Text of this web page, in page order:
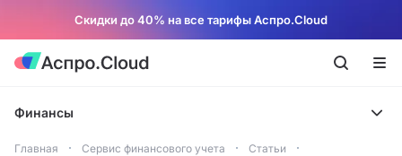
Скидки до 40% на все тарифы Аспро.Cloud
Финансы
Главная Сервис финансового учета
Статьи